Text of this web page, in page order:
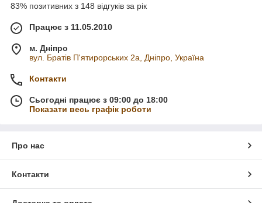
83% позитивних з 148 відгуків за рік
Працює з 11.05.2010
м. Дніпро
вул. Братів П'ятирорських 2а, Дніпро, Україна
Контакти
Сьогодні працює з 09:00 до 18:00
Показати весь графік роботи
Про нас
Контакти